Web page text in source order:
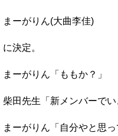
まーがりん(大曲李佳)
に決定。
まーがりん「ももか？」
柴田先生「新メンバーでい
まーがりん「自分やと思